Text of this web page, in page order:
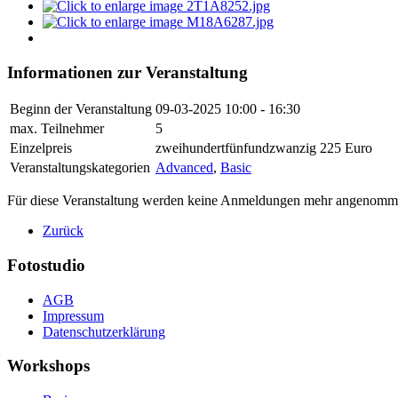
Informationen zur Veranstaltung
Beginn der Veranstaltung 09-03-2025 10:00 - 16:30
max. Teilnehmer
5
Einzelpreis
zweihundertfünfundzwanzig 225 Euro
Veranstaltungskategorien Advanced, Basic
Für diese Veranstaltung werden keine Anmeldungen mehr
Zurück
Fotostudio
AGB
Impressum
Datenschutzerklärung
Workshops